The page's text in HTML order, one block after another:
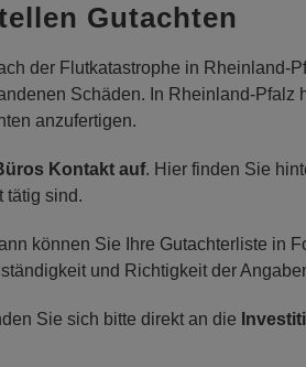
Gutachten
der Flutkatastrophe in Rheinland-
Schäden. In Rheinland-Pfalz
anzufertigen.
Kontakt auf. Hier finden Sie
tätig sind.
können Sie Ihre Gutachterliste in
und Richtigkeit der
Sie sich bitte direkt an die